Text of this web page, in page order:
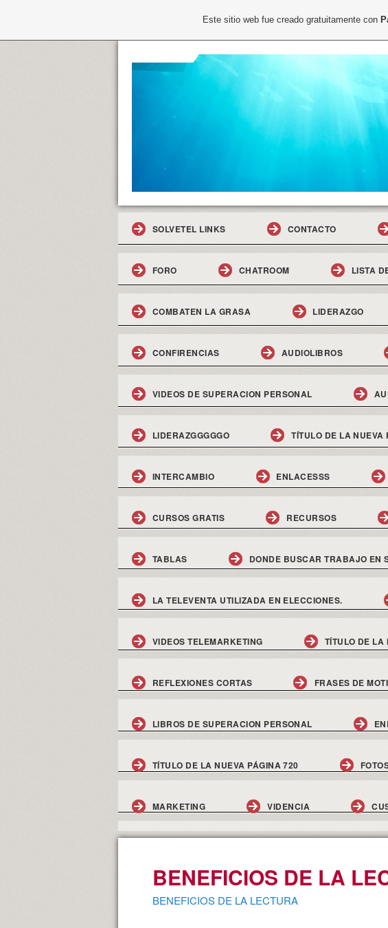
SOLVETEL LINKS CONTACTO
FORO CHATROOM LISTA
COMBATEN LA GRASA LIDERAZGO
CONFIRENCIAS AUDIOLIBROS
VIDEOS DE SUPERACION PERSONAL
LIDERAZGGGGGO TÍTULO DE LA NUEVA
INTERCAMBIO ENLACESSS
CURSOS GRATIS RECURSOS
TABLAS DONDE BUSCAR TRABAJO EN
LA TELEVENTA UTILIZADA EN ELECCIONES.
VIDEOS TELEMARKETING TÍTULO DE LA
REFLEXIONES CORTAS FRASES DE
LIBROS DE SUPERACION PERSONAL
TÍTULO DE LA NUEVA PÁGINA 720
MARKETING VIDENCIA
BENEFICIOS DE LA
BENEFICIOS DE LA LECTURA
Este sitio web fue creado gratuitamente con